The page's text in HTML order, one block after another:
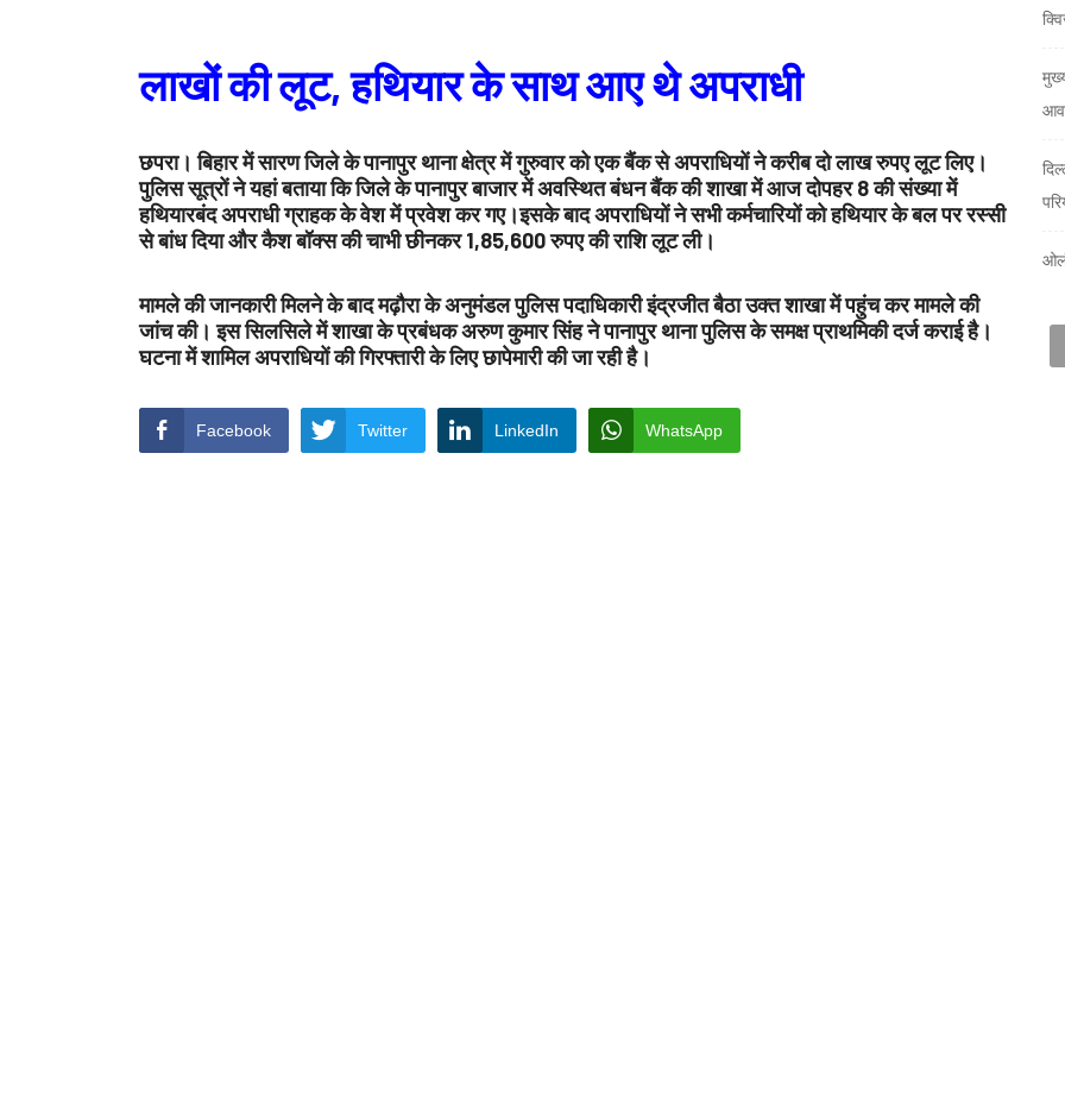
लाखों की लूट, हथियार के साथ आए थे अपराधी
छपरा। बिहार में सारण जिले के पानापुर थाना क्षेत्र में गुरुवार को एक बैंक से अपराधियों ने करीब दो लाख रुपए लूट लिए।
पुलिस सूत्रों ने यहां बताया कि जिले के पानापुर बाजार में अवस्थित बंधन बैंक की शाखा में आज दोपहर 8 की संख्या में
हथियारबंद अपराधी ग्राहक के वेश में प्रवेश कर गए।इसके बाद अपराधियों ने सभी कर्मचारियों को हथियार के बल पर रस्सी
से बांध दिया और कैश बॉक्स की चाभी छीनकर 1,85,600 रुपए की राशि लूट ली।
मामले की जानकारी मिलने के बाद मढ़ौरा के अनुमंडल पुलिस पदाधिकारी इंद्रजीत बैठा उक्त शाखा में पहुंच कर मामले की
जांच की। इस सिलसिले में शाखा के प्रबंधक अरुण कुमार सिंह ने पानापुर थाना पुलिस के समक्ष प्राथमिकी दर्ज कराई है।
घटना में शामिल अपराधियों की गिरफ्तारी के लिए छापेमारी की जा रही है।
Facebook Twitter LinkedIn WhatsApp